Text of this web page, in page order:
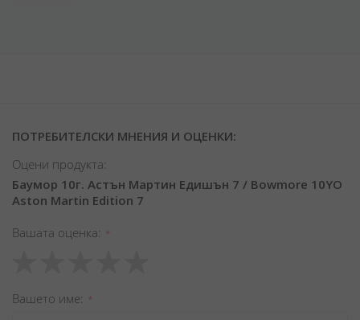
ПОТРЕБИТЕЛСКИ МНЕНИЯ И ОЦЕНКИ:
Оцени продукта:
Баумор 10г. Астън Мартин Едишън 7 / Bowmore 10YO
Aston Martin Edition 7
Вашата оценка
star
stars
stars
stars
stars
Вашето име